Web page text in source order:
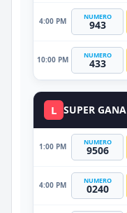
4:00 PM NUMERO
943
10:00 PM NUMERO
433
L SUPER GANA
1:00 PM NUMERO
9506
4:00 PM NUMERO
0240